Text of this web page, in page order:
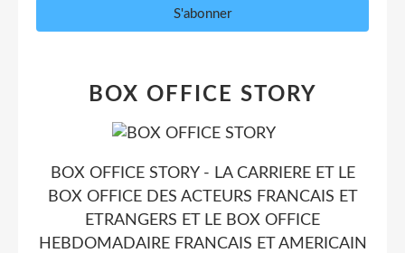
BOX OFFICE STORY
BOX OFFICE STORY - LA CARRIERE ET LE
BOX OFFICE DES ACTEURS FRANCAIS ET
ETRANGERS ET LE BOX OFFICE
HEBDOMADAIRE FRANCAIS ET AMERICAIN